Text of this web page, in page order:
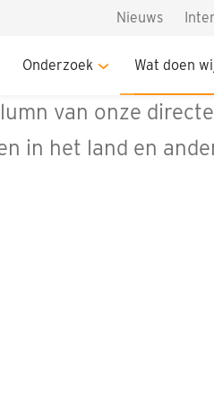
Onderzoek Wat doen
Nieuws
per jaar. In dit
van onze
in het land en